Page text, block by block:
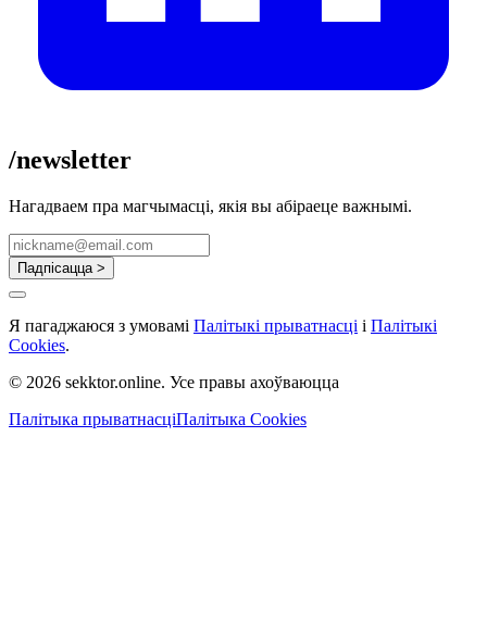
/newsletter
Нагадваем пра магчымасці, якія вы абіраеце важнымі.
Падпісацца >
Я пагаджаюся з умовамі Палітыкі прыватнасці і Палітыкі
Cookies.
© 2026 sekktor.online. Усе правы ахоўваюцца
Палітыка прыватнасціПалітыка Cookies